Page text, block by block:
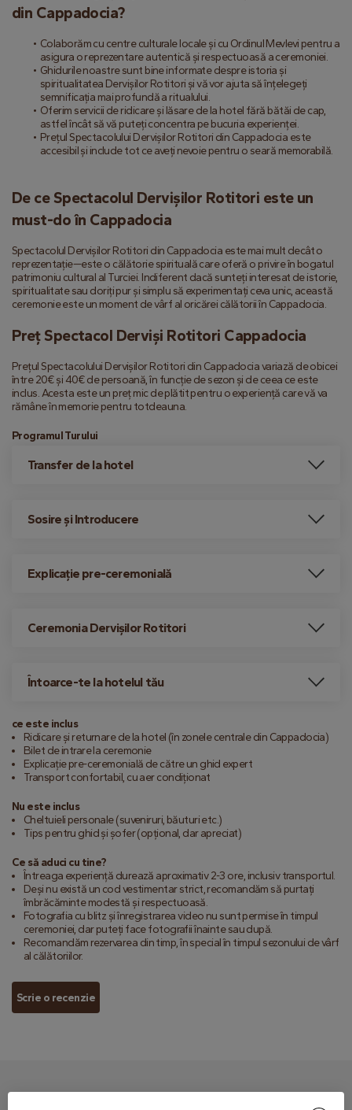
din Cappadocia?
Colaborăm cu centre culturale locale și cu Ordinul Mevlevi pentru a
asigura o reprezentare autentică și respectuoasă a ceremoniei.
Ghidurile noastre sunt bine informate despre istoria și
spiritualitatea Dervișilor Rotitori și vă vor ajuta să înțelegeți
semnificația mai profundă a ritualului.
Oferim servicii de ridicare și lăsare de la hotel fără bătăi de cap,
astfel încât să vă puteți concentra pe bucuria experienței.
Prețul Spectacolului Dervișilor Rotitori din Cappadocia este
accesibil și include tot ce aveți nevoie pentru o seară memorabilă.
De ce Spectacolul Dervișilor Rotitori este un
must-do în Cappadocia
Spectacolul Dervișilor Rotitori din Cappadocia este mai mult decât o
reprezentație—este o călătorie spirituală care oferă o privire în bogatul
patrimoniu cultural al Turciei. Indiferent dacă sunteți interesat de istorie,
spiritualitate sau doriți pur și simplu să experimentați ceva unic, această
ceremonie este un moment de vârf al oricărei călătorii în Cappadocia.
Preț Spectacol Derviși Rotitori Cappadocia
Prețul Spectacolului Dervișilor Rotitori din Cappadocia variază de obicei
între 20€ și 40€ de persoană, în funcție de sezon și de ceea ce este
inclus. Acesta este un preț mic de plătit pentru o experiență care vă va
rămâne în memorie pentru totdeauna.
Programul Turului
Transfer de la hotel
Sosire și Introducere
Explicație pre-ceremonială
Ceremonia Dervișilor Rotitori
Întoarce-te la hotelul tău
ce este inclus
Ridicare și returnare de la hotel (în zonele centrale din Cappadocia)
Bilet de intrare la ceremonie
Explicație pre-ceremonială de către un ghid expert
Transport confortabil, cu aer condiționat
Nu este inclus
Cheltuieli personale (suveniruri, băuturi etc.)
Tips pentru ghid și șofer (opțional, dar apreciat)
Ce să aduci cu tine?
Întreaga experiență durează aproximativ 2-3 ore, inclusiv transportul.
Deși nu există un cod vestimentar strict, recomandăm să purtați
îmbrăcăminte modestă și respectuoasă.
Fotografia cu blitz și înregistrarea video nu sunt permise în timpul
ceremoniei, dar puteți face fotografii înainte sau după.
Recomandăm rezervarea din timp, în special în timpul sezonului de vârf
al călătoriilor.
Scrie o recenzie